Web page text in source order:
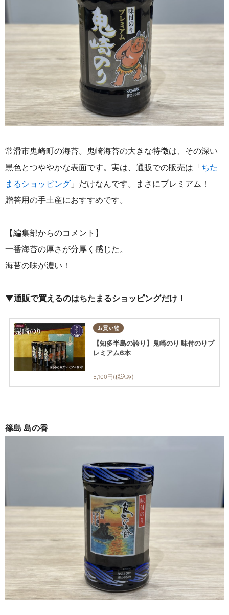
常滑市鬼崎町の海苔。 鬼崎海苔の大きな特徴は、その深い
黒色とつややかな表面です。実は、通販での販売は「ちた
まるショッピング 」だけなんです。
まさにプレミアム！
贈答用の手土産におすすめです。
【編集部からのコメント】
一番海苔の厚さが分厚く感じた。
海苔の味が濃い！
▼通販で買えるのはちたまるショッピングだけ！
お買い物
【知多半島の誇り】鬼崎のり 味付のりプ
レミアム6本
5,100円(税込み)
篠島 島の香